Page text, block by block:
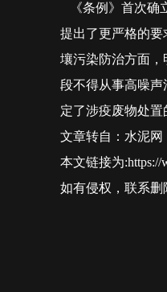
《条例》首次确
提出了更严格的
壤污染防治方面
段不得从事高噪
定了涉疫废物处置
文章转自：水泥网
本文链接为:https://
如有侵权，联系删